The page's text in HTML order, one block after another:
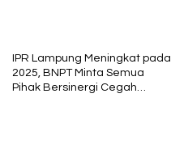
IPR Lampung Meningkat pada
2025, BNPT Minta Semua
Pihak Bersinergi Cegah